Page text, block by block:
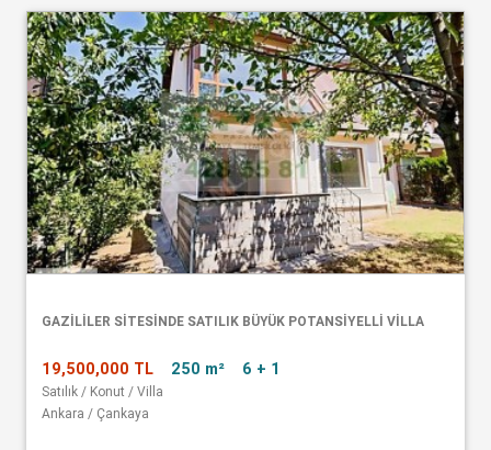
GAZİLİLER SİTESİNDE SATILIK BÜYÜK POTANSİYELLİ VİLLA
19,500,000 TL 250 m² 6 + 1
Satılık / Konut / Villa
Ankara / Çankaya